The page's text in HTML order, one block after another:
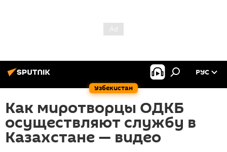
Узбекистан
РУС
Как миротворцы ОДКБ
осуществляют службу в
Казахстане — видео